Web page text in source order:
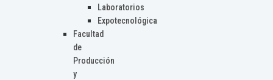
Laboratorios
Expotecnológica
Facultad
de
Producción
y